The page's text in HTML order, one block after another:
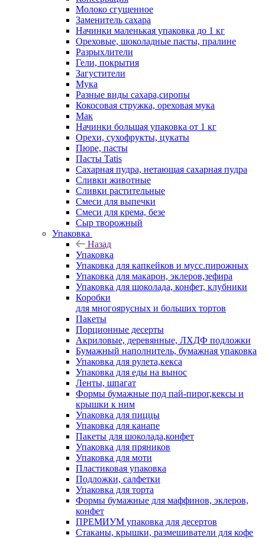
Молоко сгущенное
Заменитель сахара
Начинки маленькая упаковка до 1 кг
Ореховые, шоколадные пасты, пралине
Разрыхлители
Гели, покрытия
Загустители
Мука
Разные виды сахара,сиропы
Кокосовая стружка, ореховая мука
Мак
Начинки большая упаковка от 1 кг
Орехи, сухофрукты, цукаты
Пюре, пасты
Пасты Tatis
Сахарная пудра, нетающая сахарная пудра
Сливки животные
Сливки растительные
Смеси для выпечки
Смеси для крема, безе
Сыр творожный
Упаковка
Назад
Упаковка
Упаковка для капкейков и мусс.пирожных
Упаковка для макарон, эклеров,зефира
Упаковка для шоколада, конфет, клубники
Коробки
для многоярусных и больших тортов
Пакеты
Порционные десерты
Акриловые, деревянные, ЛХДФ подложки
Бумажный наполнитель, бумажная упаковка
Упаковка для рулета,кекса
Упаковка для еды на вынос
Ленты, шпагат
Формы бумажные под пай-пирог,кексы и
крышки к ним
Упаковка для пиццы
Упаковка для канапе
Пакеты для шоколада,конфет
Упаковка для пряников
Упаковка для моти
Пластиковая упаковка
Подложки, салфетки
Упаковка для торта
Формы бумажные для маффинов, эклеров,
конфет
ПРЕМИУМ упаковка для десертов
Стаканы, крышки, размешиватели для кофе